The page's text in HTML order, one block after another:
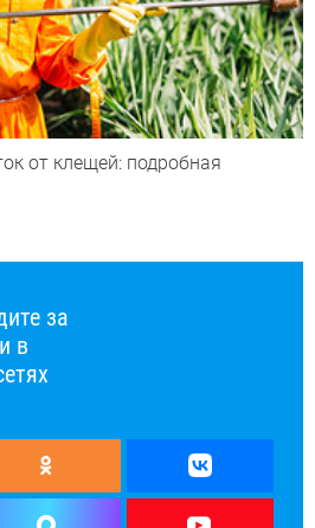
от клещей: подробная
за
в